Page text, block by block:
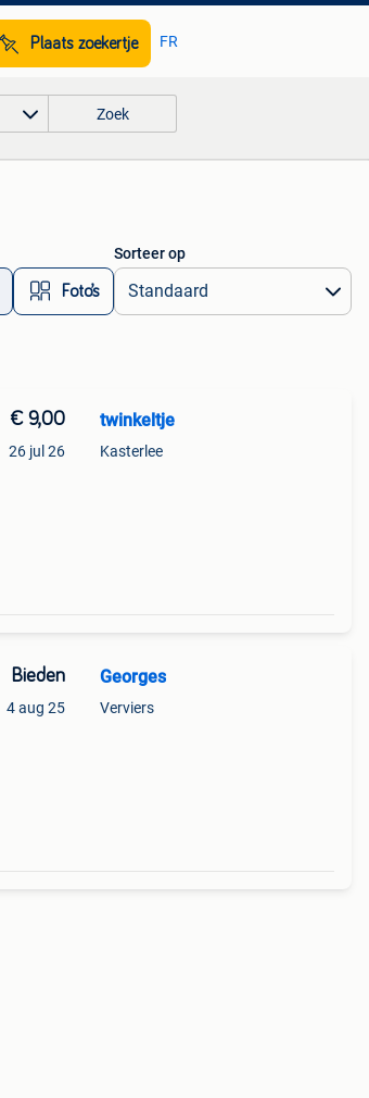
Plaats zoekertje FR
Zoek
Foto’s
Sorteer op
€ 9,00
26 jul 26
twinkeltje
Kasterlee
Bieden
4 aug 25
Georges
Verviers